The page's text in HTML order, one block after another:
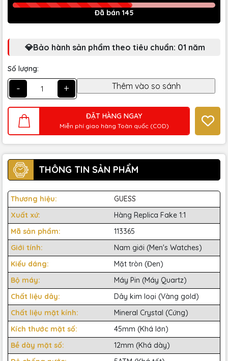
Đã bán 145
💎Bảo hành sản phẩm theo tiêu chuẩn: 01 năm
Số lượng:
- +
ĐẶT HÀNG NGAY
Miễn phí giao hàng Toàn quốc (COD)
THÔNG TIN SẢN PHẨM
Thương hiệu:
GUESS
Xuất xứ:
Hàng Replica Fake 1:1
Mã sản phẩm:
113365
Giới tính:
Nam giới (Men's Watches)
Kiểu dáng:
Mặt tròn (Đen)
Bộ máy:
Máy Pin (Máy Quartz)
Chất liệu dây:
Dây kim loại (Vàng gold)
Chất liệu mặt kính:
Mineral Crystal (Cứng)
Kích thước mặt số:
45mm (Khá lớn)
Bề dày mặt số:
12mm (Khá dày)